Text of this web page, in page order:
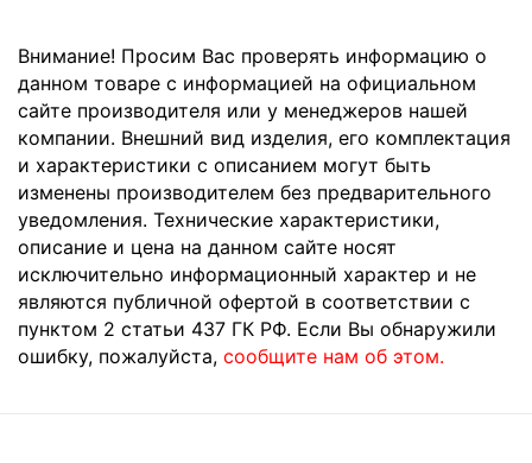
Внимание! Просим Вас проверять информацию о
данном товаре с информацией на официальном
сайте производителя или у менеджеров нашей
компании. Внешний вид изделия, его комплектация
и характеристики с описанием могут быть
изменены производителем без предварительного
уведомления. Технические характеристики,
описание и цена на данном сайте носят
исключительно информационный характер и не
являются публичной офертой в соответствии с
пунктом 2 статьи 437 ГК РФ. Если Вы обнаружили
ошибку, пожалуйста, сообщите нам об этом.